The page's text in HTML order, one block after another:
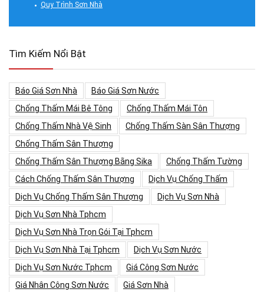
Quy Trình Sơn Nhà
Tìm Kiếm Nổi Bật
Báo Giá Sơn Nhà
Báo Giá Sơn Nước
Chống Thấm Mái Bê Tông
Chống Thấm Mái Tôn
Chống Thấm Nhà Vệ Sinh
Chống Thấm Sàn Sân Thượng
Chống Thấm Sân Thượng
Chống Thấm Sân Thượng Bằng Sika
Chống Thấm Tường
Cách Chống Thấm Sân Thượng
Dịch Vụ Chống Thấm
Dịch Vụ Chống Thấm Sân Thượng
Dịch Vụ Sơn Nhà
Dịch Vụ Sơn Nhà Tphcm
Dịch Vụ Sơn Nhà Trọn Gói Tại Tphcm
Dịch Vụ Sơn Nhà Tại Tphcm
Dịch Vụ Sơn Nước
Dịch Vụ Sơn Nước Tphcm
Giá Công Sơn Nước
Giá Nhân Công Sơn Nước
Giá Sơn Nhà